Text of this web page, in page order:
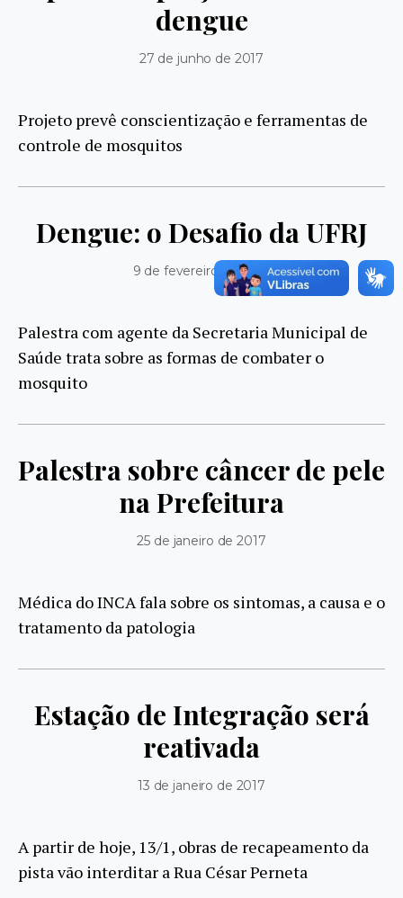
dengue
27 de junho de 2017
Projeto prevê conscientização e ferramentas de
controle de mosquitos
Dengue: o Desafio da UFRJ
9 de fevereiro de 2017
Palestra com agente da Secretaria Municipal de
Saúde trata sobre as formas de combater o
mosquito
Palestra sobre câncer de pele
na Prefeitura
25 de janeiro de 2017
Médica do INCA fala sobre os sintomas, a causa e o
tratamento da patologia
Estação de Integração será
reativada
13 de janeiro de 2017
A partir de hoje, 13/1, obras de recapeamento da
pista vão interditar a Rua César Perneta